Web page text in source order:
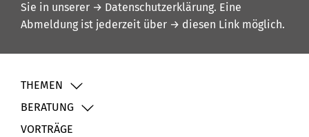
Sie in unserer → Datenschutzerklärung. Eine
Abmeldung ist jederzeit über → diesen Link möglich.
THEMEN
BERATUNG
VORTRÄGE